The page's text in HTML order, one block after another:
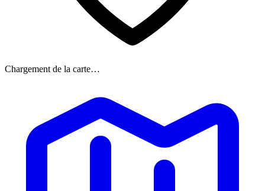
Chargement de la carte…